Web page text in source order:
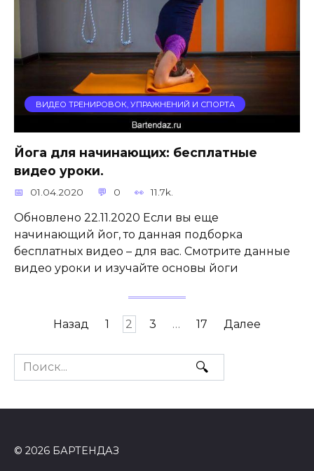
ВИДЕО ТРЕНИРОВОК, УПРАЖНЕНИЙ И СПОРТА
Йога для начинающих: бесплатные
видео уроки.
01.04.2020 0 11.7k.
Обновлено 22.11.2020 Если вы еще
начинающий йог, то данная подборка
бесплатных видео – для вас. Смотрите данные
видео уроки и изучайте основы йоги
Пагинация
Назад 1 2 3 … 17 Далее
Search
for:
© 2026 БАРТЕНДАЗ